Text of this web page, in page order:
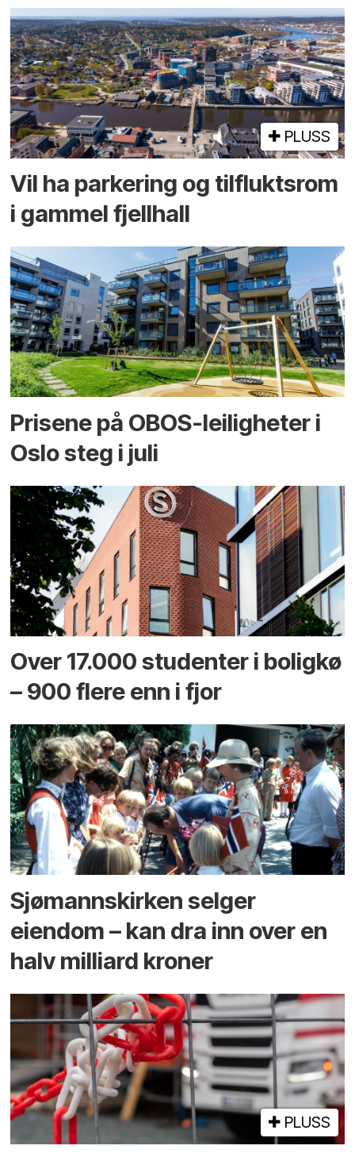
PLUSS
Vil ha parkering og tilflukts­rom
i gammel fjellhall
Prisene på OBOS-leiligheter i
Oslo steg i juli
Over 17.000 studenter i boligkø
– 900 flere enn i fjor
Sjømannskirken selger
eiendom – kan dra inn over en
halv milliard kroner
PLUSS